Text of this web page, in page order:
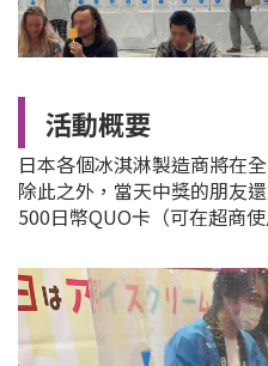
活動概要
日本各個冰淇淋製造商將在
除此之外，當天中獎的朋友
500日幣QUO卡（可在超商